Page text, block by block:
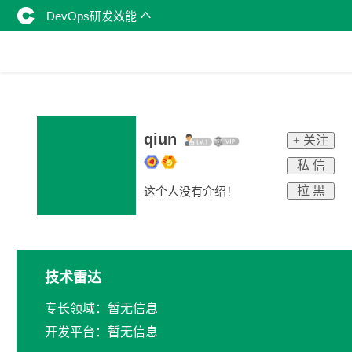
DevOps研发效能
qiun
这个人没有介绍！
+ 关注
私 信
拉 黑
技术雷达
专长领域：暂无信息
开发平台：暂无信息